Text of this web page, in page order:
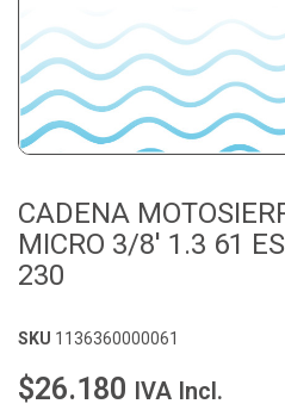
CADENA
MICRO 3/8' 1.3 61
230
SKU 1136360000061
$26.180 IVA Incl.